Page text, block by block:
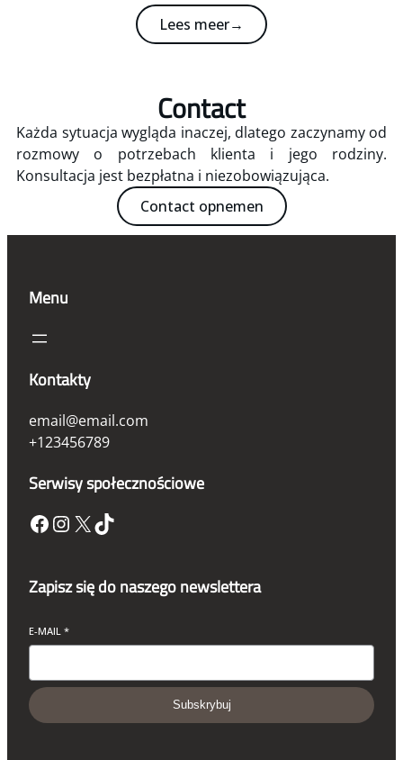
Lees meer→
Contact
Każda sytuacja wygląda inaczej, dlatego zaczynamy od
rozmowy o potrzebach klienta i jego rodziny.
Konsultacja jest bezpłatna i niezobowiązująca.
Contact opnemen
Menu
Kontakty
email@email.com
+123456789
Serwisy społecznościowe
Zapisz się do naszego newslettera
E-MAIL *
Subskrybuj